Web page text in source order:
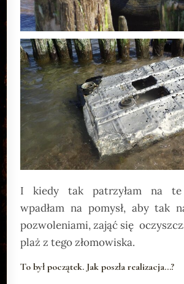
I kiedy tak patrzyłam na te
wpadłam na pomysł, aby tak
pozwoleniami, zająć się
plaż z tego złomowiska.
To był początek. Jak poszła realizacja…?